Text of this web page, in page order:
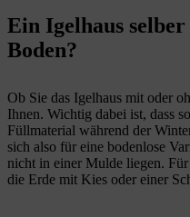
Ein Igelhaus
Boden?
Ob Sie das Igelhaus mit oder
Ihnen. Wichtig dabei ist, dass
Füllmaterial während der
sich also für eine bodenlose
nicht in einer Mulde liegen.
die Erde mit Kies oder einer